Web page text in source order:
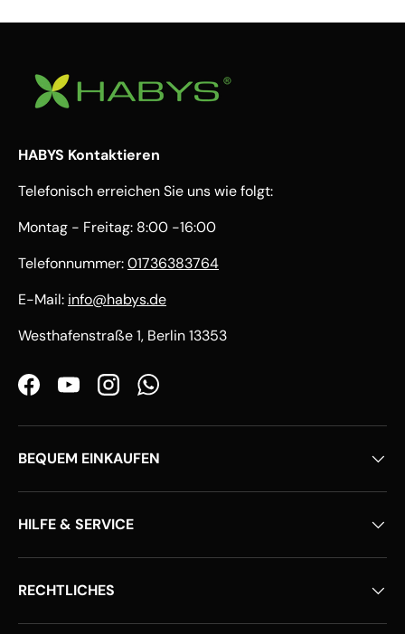
HABYS Kontaktieren
Telefonisch erreichen Sie uns wie folgt:
Montag - Freitag: 8:00 -16:00
Telefonnummer:01736383764
E-Mail: info@habys.de
Westhafenstraße 1, Berlin 13353
FacebookYouTubeInstagramWhatsApp
BEQUEM EINKAUFEN
HILFE & SERVICE
RECHTLICHES